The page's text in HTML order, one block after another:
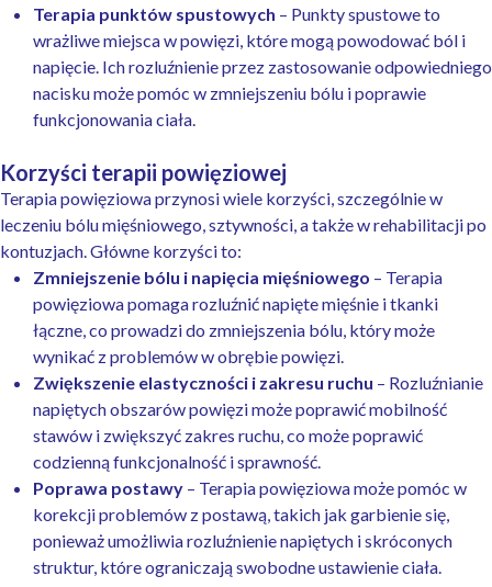
Terapia punktów spustowych – Punkty spustowe to
wrażliwe miejsca w powięzi, które mogą powodować ból i
napięcie. Ich rozluźnienie przez zastosowanie odpowiedniego
nacisku może pomóc w zmniejszeniu bólu i poprawie
funkcjonowania ciała.
Korzyści terapii powięziowej
Terapia powięziowa przynosi wiele korzyści, szczególnie w
leczeniu bólu mięśniowego, sztywności, a także w rehabilitacji po
kontuzjach. Główne korzyści to:
Zmniejszenie bólu i napięcia mięśniowego – Terapia
powięziowa pomaga rozluźnić napięte mięśnie i tkanki
łączne, co prowadzi do zmniejszenia bólu, który może
wynikać z problemów w obrębie powięzi.
Zwiększenie elastyczności i zakresu ruchu – Rozluźnianie
napiętych obszarów powięzi może poprawić mobilność
stawów i zwiększyć zakres ruchu, co może poprawić
codzienną funkcjonalność i sprawność.
Poprawa postawy – Terapia powięziowa może pomóc w
korekcji problemów z postawą, takich jak garbienie się,
ponieważ umożliwia rozluźnienie napiętych i skróconych
struktur, które ograniczają swobodne ustawienie ciała.